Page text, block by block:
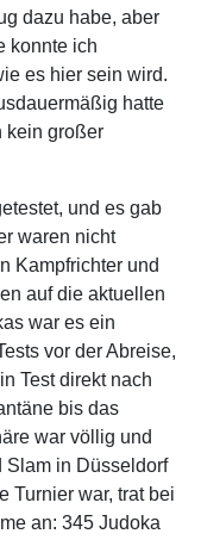
dazu habe, aber
konnte ich
es hier sein wird.
hatte
kein großer
und es gab
waren nicht
Kampfrichter und
auf die aktuellen
war es ein
vor der Abreise,
Test direkt nach
bis das
war völlig und
Slam in Düsseldorf
Turnier war, trat bei
an: 345 Judoka